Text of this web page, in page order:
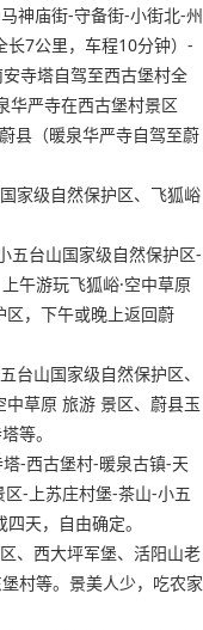
神庙街-守备街-小街北-州
长7公里，车程10分钟）-
寺塔自驾至西古堡村全
华严寺在西古堡村景区
县（暖泉华严寺自驾至蔚
家级自然保护区、飞狐峪
五台山国家级自然保护区-
午游玩飞狐峪·空中草原
，下午或晚上返回蔚
台山国家级自然保护区、
中草原 旅游 景区、蔚县玉
等。
-西古堡村-暖泉古镇-天
-上苏庄村堡-茶山-小五
天，自由确定。
、西大坪军堡、活阳山老
村等。景美人少，吃农家